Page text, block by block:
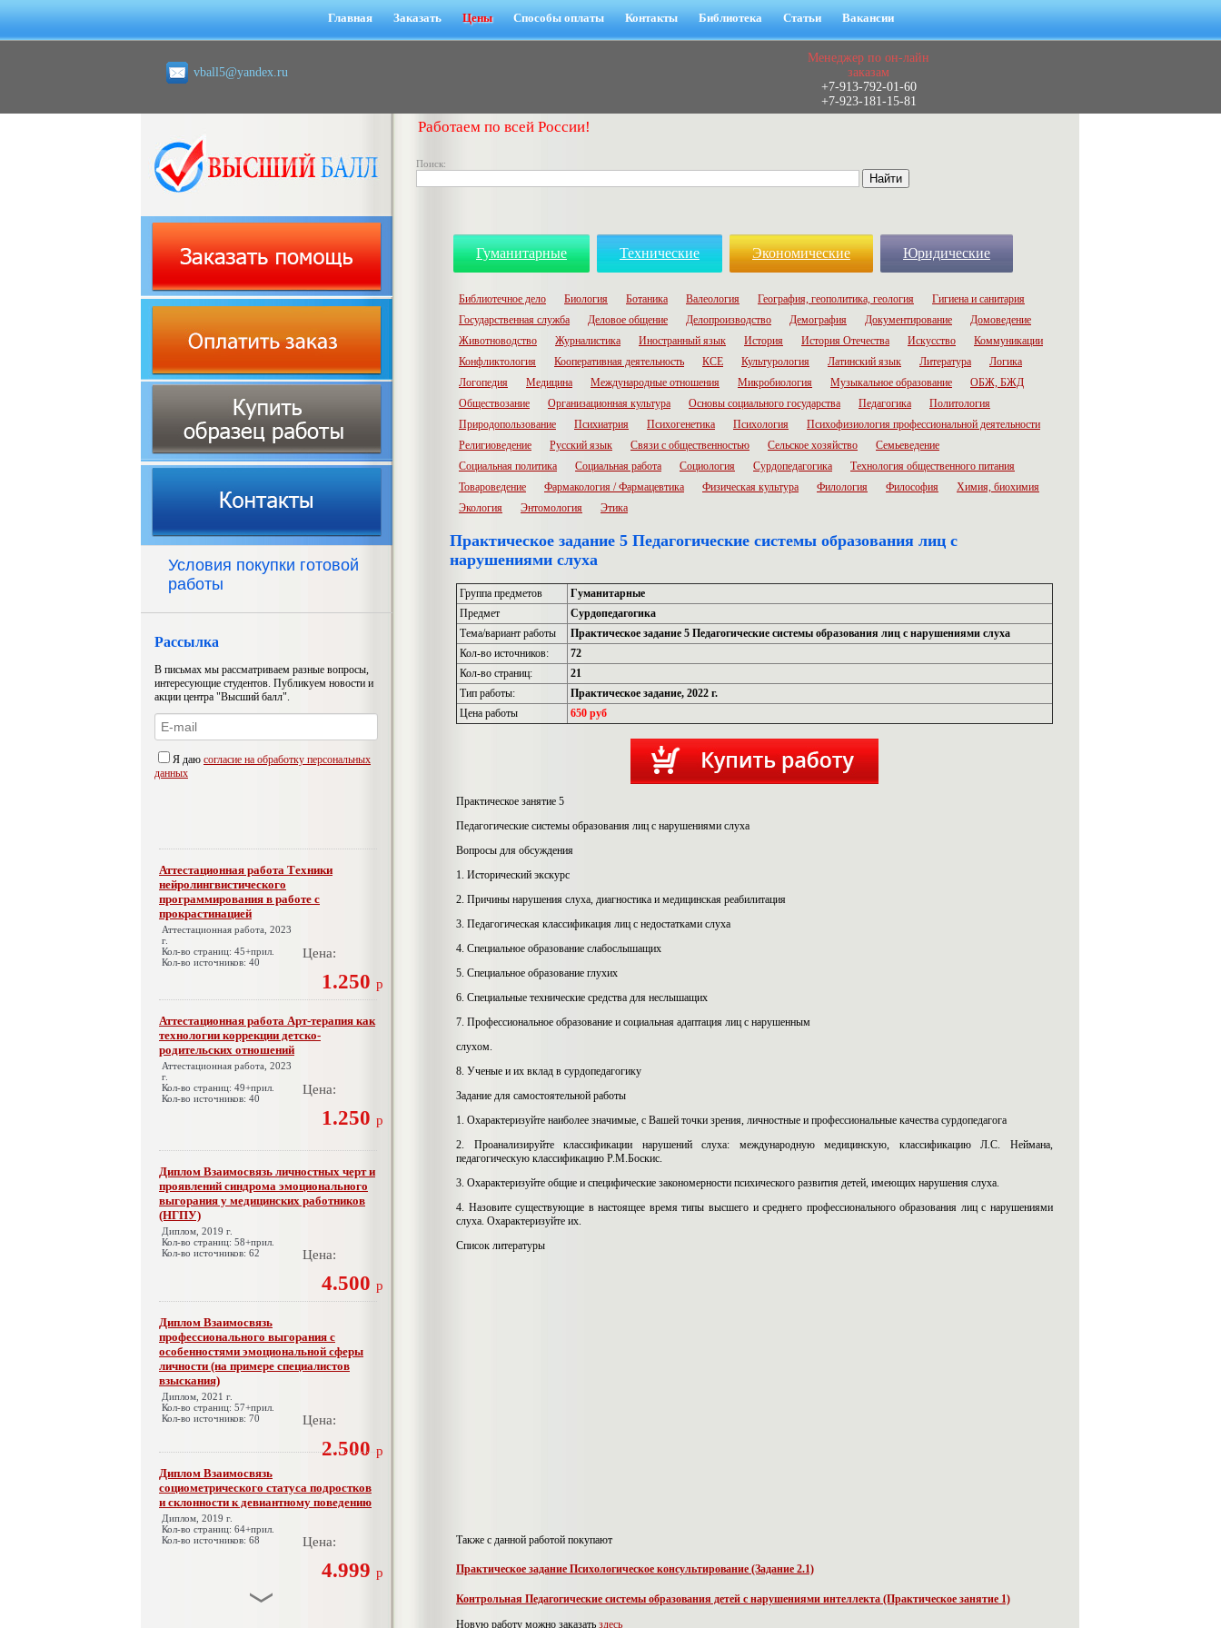
Главная Заказать Цены Способы оплаты Контакты Библиотека Статьи Вакансии
vball5@yandex.ru
Менеджер по он-лайн
заказам
+7-913-792-01-60
+7-923-181-15-81
Работаем по всей России!
Поиск:
Условия покупки готовой
работы
Рассылка
В письмах мы рассматриваем разные вопросы,
интересующие студентов. Публикуем новости и
акции центра "Высший балл".
Я даю согласие на обработку персональных
данных
Аттестационная работа Техники
нейролингвистического
программирования в работе с
прокрастинацией
Аттестационная работа, 2023
г.
Кол-во страниц: 45+прил.
Кол-во источников: 40
Цена:
1.250 р
Аттестационная работа Арт-терапия как
технологии коррекции детско-
родительских отношений
Аттестационная работа, 2023
г.
Кол-во страниц: 49+прил.
Кол-во источников: 40
Цена:
1.250 р
Диплом Взаимосвязь личностных черт и
проявлений синдрома эмоционального
выгорания у медицинских работников
(НГПУ)
Диплом, 2019 г.
Кол-во страниц: 58+прил.
Кол-во источников: 62
Цена:
4.500 р
Диплом Взаимосвязь
профессионального выгорания с
особенностями эмоциональной сферы
личности (на примере специалистов
взыскания)
Диплом, 2021 г.
Кол-во страниц: 57+прил.
Кол-во источников: 70
Цена:
2.500 р
Диплом Взаимосвязь
социометрического статуса подростков
и склонности к девиантному поведению
Диплом, 2019 г.
Кол-во страниц: 64+прил.
Кол-во источников: 68
Цена:
4.999 р
Гуманитарные Технические Экономические Юридические
Библиотечное дело Биология Ботаника Валеология География, геополитика, геология
Гигиена и санитария
Государственная служба
Деловое общение Делопроизводство Демография Документирование
Домоведение
Животноводство
Журналистика Иностранный язык История История Отечества Искусство
Коммуникации
Конфликтология
Кооперативная деятельность КСЕ Культурология Латинский язык Литература
Логика
Логопедия
Медицина Международные отношения Микробиология Музыкальное образование
ОБЖ, БЖД
Обществозание
Организационная культура Основы социального государства Педагогика
Политология
Природопользование
Психиатрия Психогенетика Психология
Психофизиология профессиональной деятельности
Религиоведение
Русский язык Связи с общественностью Сельское хозяйство
Семьеведение
Социальная политика
Социальная работа Социология Сурдопедагогика
Технология общественного питания
Товароведение
Фармакология / Фармацевтика Физическая культура Филология Философия
Химия, биохимия
Экология
Энтомология Этика
Практическое задание 5 Педагогические системы образования лиц с
нарушениями слуха
Группа предметов
Гуманитарные
Предмет
Сурдопедагогика
Тема/вариант работы
Практическое задание 5 Педагогические системы образования лиц с нарушениями слуха
Кол-во источников:
72
Кол-во страниц:
21
Тип работы:
Практическое задание, 2022 г.
Цена работы
650 руб
Практическое занятие 5
Педагогические системы образования лиц с нарушениями слуха
Вопросы для обсуждения
1. Исторический экскурс
2. Причины нарушения слуха, диагностика и медицинская реабилитация
3. Педагогическая классификация лиц с недостатками слуха
4. Специальное образование слабослышащих
5. Специальное образование глухих
6. Специальные технические средства для неслышащих
7. Профессиональное образование и социальная адаптация лиц с нарушенным
слухом.
8. Ученые и их вклад в сурдопедагогику
Задание для самостоятельной работы
1. Охарактеризуйте наиболее значимые, с Вашей точки зрения, личностные и профессиональные качества сурдопедагога
2. Проанализируйте классификации нарушений слуха: международную медицинскую, классификацию Л.С. Неймана,
педагогическую классификацию Р.М.Боскис.
3. Охарактеризуйте общие и специфические закономерности психического развития детей, имеющих нарушения слуха.
4. Назовите существующие в настоящее время типы высшего и среднего профессионального образования лиц с нарушениями
слуха. Охарактеризуйте их.
Список литературы
Также с данной работой покупают
Практическое задание Психологическое консультирование (Задание 2.1)
Контрольная Педагогические системы образования детей с нарушениями интеллекта (Практическое занятие 1)
Новую работу можно заказать здесь